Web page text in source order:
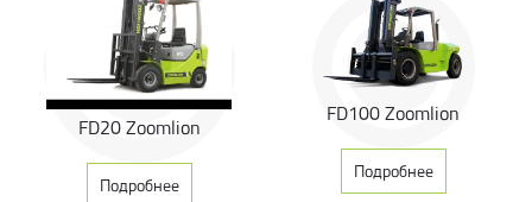
Стояночный тормоз снабжен дополнительной защитой;
Все магистрали с высоким давлением расположены скрытно;
Группа датчиков мгновенно отключает питание, как только
оператор встает с сиденья.
В нем используется глушитель нового типа, который может
снизить вибрацию и шум погрузчика.
FD20 Zoomlion
Подробнее
FD100 Zoomlion
Подробнее